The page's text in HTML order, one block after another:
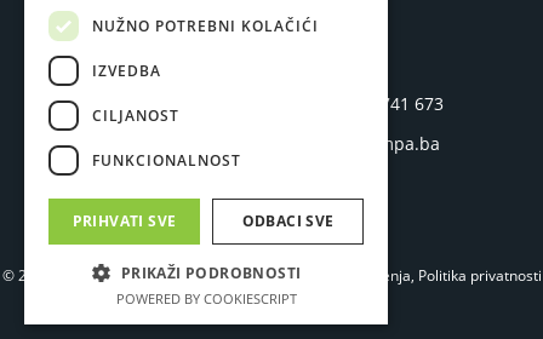
LAMPA STUDIO D.O.O.
Hasana Brkića 45
71 000 Sarajevo
+387 33 741 673
info@lampa.ba
© 2026. Lampa Studio. Sva prava zadržana.Uslovi korištenja, Politika privatnosti
iPolitika kolačića
NUŽNO POTREBNI KOLAČIĆI
IZVEDBA
CILJANOST
FUNKCIONALNOST
PRIHVATI SVE ODBACI SVE
PRIKAŽI PODROBNOSTI
POWERED BY COOKIESCRIPT